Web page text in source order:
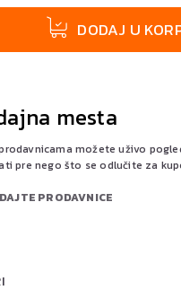
DODAJ U
mesta
možete uživo
pre nego što se odlučite za
PRODAVNICE